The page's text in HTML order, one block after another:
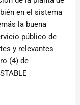
en el sistema
la buena
público de
y relevantes
(4) de